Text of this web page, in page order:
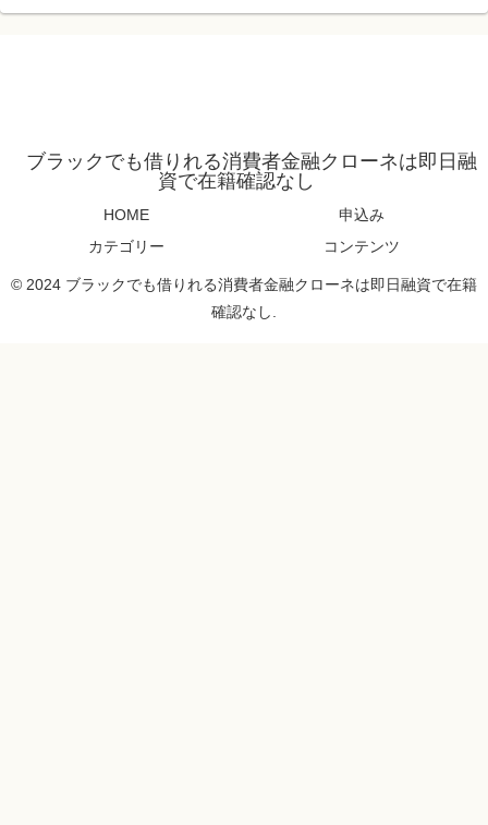
ブラックでも借りれる消費者金融クローネは即日融
資で在籍確認なし
HOME
申込み
カテゴリー
コンテンツ
© 2024 ブラックでも借りれる消費者金融クローネは即日融資で在籍
確認なし.